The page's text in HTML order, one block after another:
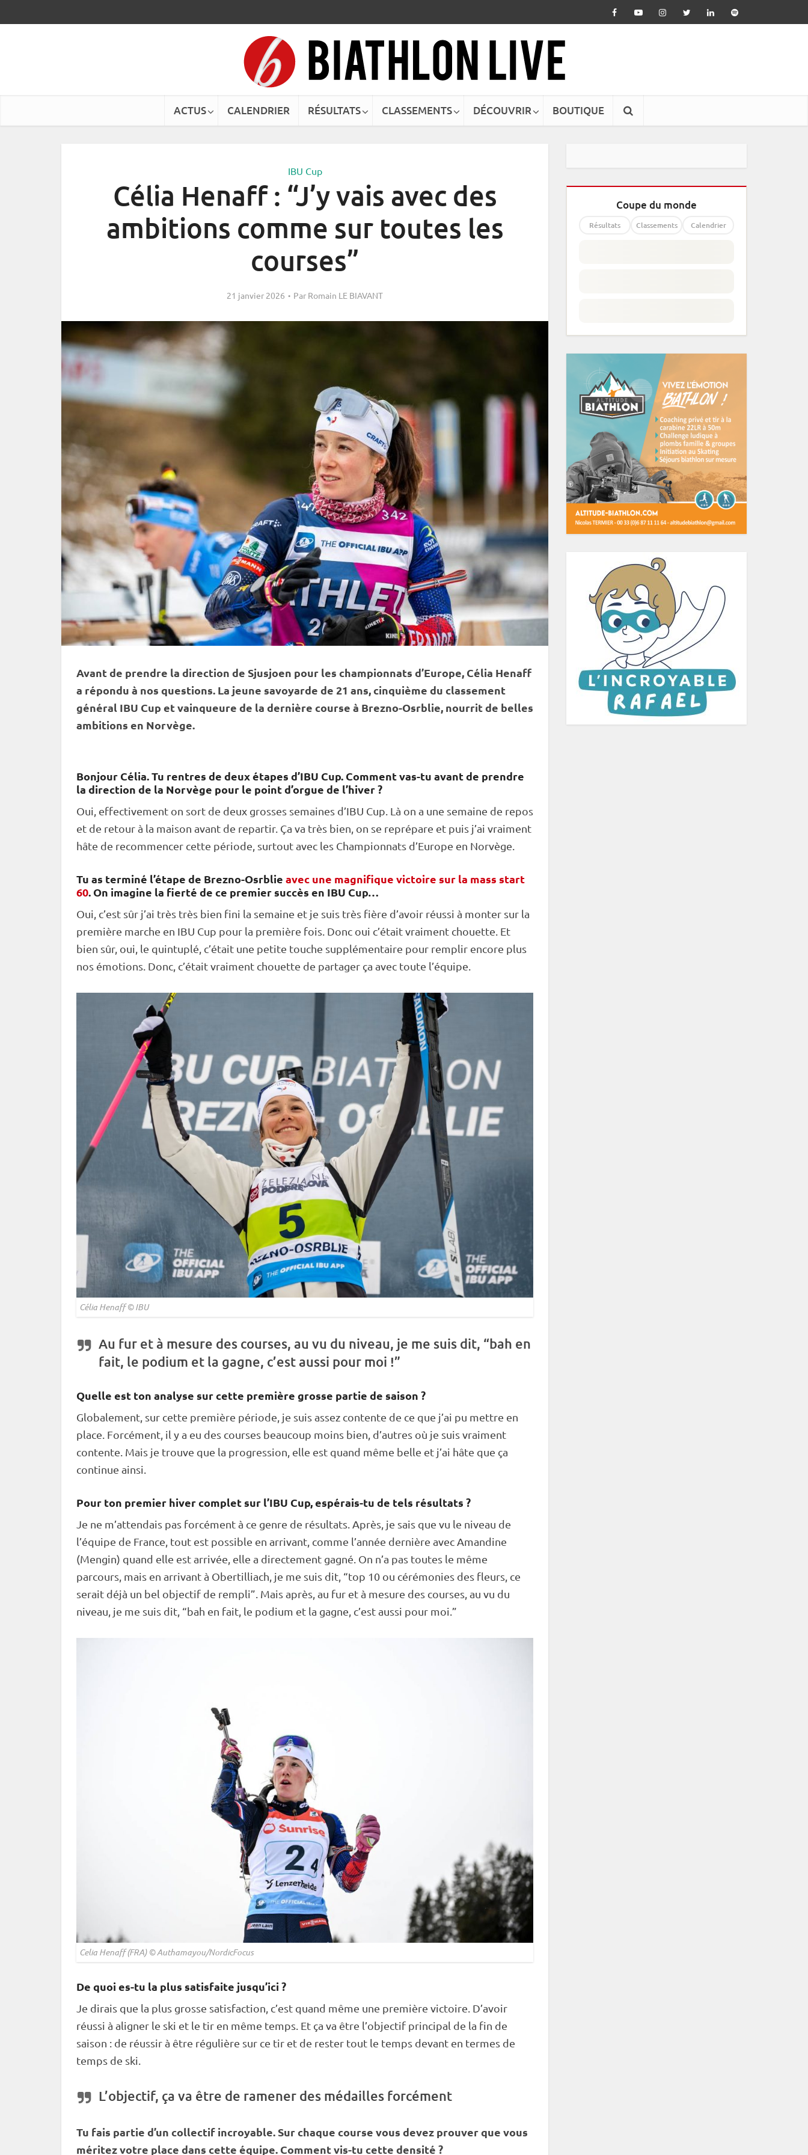
ACTUS CALENDRIER RÉSULTATS CLASSEMENTS DÉCOUVRIR BOUTIQUE
IBU Cup
Célia Henaff : “J’y vais avec des
ambitions comme sur toutes les
courses”
21 janvier 2026 Par Romain LE BIAVANT
Avant de prendre la direction de Sjusjoen pour les championnats d’Europe, Célia Henaff
a répondu à nos questions. La jeune savoyarde de 21 ans, cinquième du classement
général IBU Cup et vainqueure de la dernière course à Brezno-Osrblie, nourrit de belles
ambitions en Norvège.
Bonjour Célia. Tu rentres de deux étapes d’IBU Cup. Comment vas-tu avant de prendre
la direction de la Norvège pour le point d’orgue de l’hiver ?
Oui, effectivement on sort de deux grosses semaines d’IBU Cup . Là on a une semaine de repos
et de retour à la maison avant de repartir. Ça va très bien, on se reprépare et puis j’ai vraiment
hâte de recommencer cette période, surtout avec les Championnats d’Europe en Norvège.
Tu as terminé l’étape de Brezno-Osrblie avec une magnifique victoire sur la mass start
60. On imagine la fierté de ce premier succès en IBU Cup…
Oui, c’est sûr j’ai très très bien fini la semaine et je suis très fière d’avoir réussi à monter sur la
première marche en IBU Cup pour la première fois. Donc oui c’était vraiment chouette. Et
bien sûr, oui, le quintuplé, c’était une petite touche supplémentaire pour remplir encore plus
nos émotions. Donc, c’était vraiment chouette de partager ça avec toute l’équipe.
Célia Henaff ©IBU
Au fur et à mesure des courses, au vu du niveau, je me suis dit, “bah en
fait, le podium et la gagne, c’est aussi pour moi !”
Quelle est ton analyse sur cette première grosse partie de saison ?
Globalement, sur cette première période, je suis assez contente de ce que j’ai pu mettre en
place. Forcément, il y a eu des courses beaucoup moins bien, d’autres où je suis vraiment
contente. Mais je trouve que la progression, elle est quand même belle et j’ai hâte que ça
continue ainsi.
Pour ton premier hiver complet sur l’IBU Cup, espérais-tu de tels résultats ?
Je ne m’attendais pas forcément à ce genre de résultats. Après, je sais que vu le niveau de
l’équipe de France, tout est possible en arrivant, comme l’année dernière avec Amandine
(Mengin) quand elle est arrivée, elle a directement gagné. On n’a pas toutes le même
parcours, mais en arrivant à Obertilliach, je me suis dit, “top 10 ou cérémonies des fleurs, ce
serait déjà un bel objectif de rempli”. Mais après, au fur et à mesure des courses, au vu du
niveau, je me suis dit, “bah en fait, le podium et la gagne, c’est aussi pour moi.”
Celia Henaff (FRA) © Authamayou/NordicFocus
De quoi es-tu la plus satisfaite jusqu’ici ?
Je dirais que la plus grosse satisfaction, c’est quand même une première victoire. D’avoir
réussi à aligner le ski et le tir en même temps. Et ça va être l’objectif principal de la fin de
saison : de réussir à être régulière sur ce tir et de rester tout le temps devant en termes de
temps de ski.
L’objectif, ça va être de ramener des médailles forcément
Tu fais partie d’un collectif incroyable. Sur chaque course vous devez prouver que vous
méritez votre place dans cette équipe. Comment vis-tu cette densité ?
Coupe du monde
Résultats Classements Calendrier